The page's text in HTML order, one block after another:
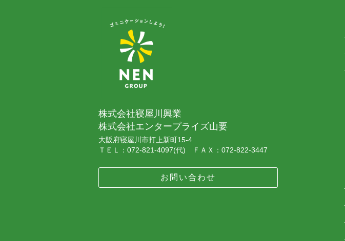
株式会社寝屋川興業
株式会社エンタープライズ山要
大阪府寝屋川市打上新町15-4
ＴＥＬ：072-821-4097(代) ＦＡＸ：072-822-3447
お問い合わせ